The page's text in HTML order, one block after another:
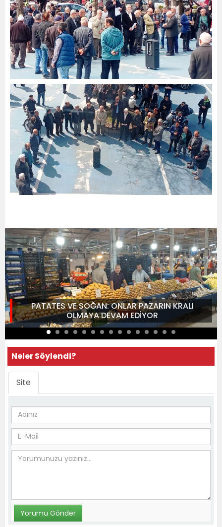
PATATES VE SOĞAN: ONLAR PAZARIN KRALI
OLMAYA DEVAM EDİYOR
Neler Söylendi?
Site